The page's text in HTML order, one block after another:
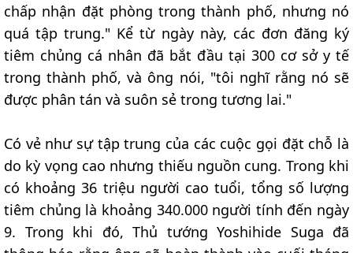
chấp nhận đặt phòng trong thành phố, nhưng nó
quá tập trung." Kể từ ngày này, các đơn đăng ký
tiêm chủng cá nhân đã bắt đầu tại 300 cơ sở y tế
trong thành phố, và ông nói, "tôi nghĩ rằng nó sẽ
được phân tán và suôn sẻ trong tương lai."
Có vẻ như sự tập trung của các cuộc gọi đặt chỗ là
do kỳ vọng cao nhưng thiếu nguồn cung. Trong khi
có khoảng 36 triệu người cao tuổi, tổng số lượng
tiêm chủng là khoảng 340.000 người tính đến ngày
9. Trong khi đó, Thủ tướng Yoshihide Suga đã